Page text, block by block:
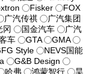
Fisker
FOX
广汽传祺
广汽集团
冈 国金汽车
广汽
车 GTA
GMA
Style
NEVS国能
G&B Design
哈弗 鸿蒙智行
昊